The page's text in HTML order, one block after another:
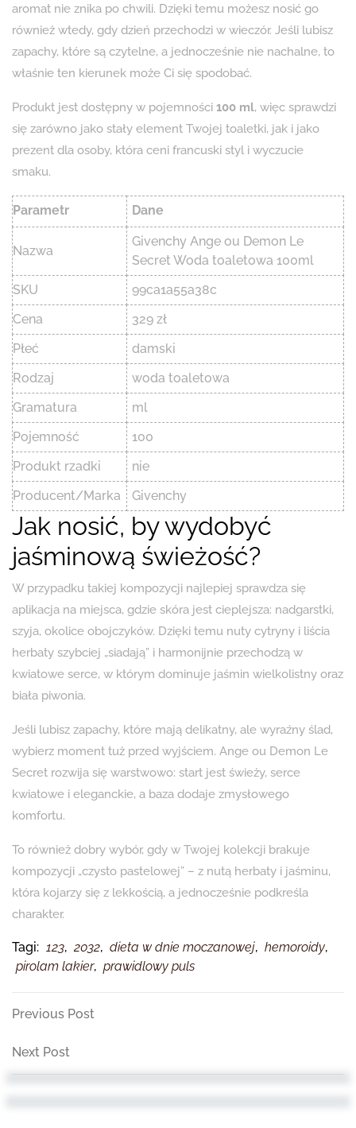
aromat nie znika po chwili. Dzięki temu możesz nosić go
również wtedy, gdy dzień przechodzi w wieczór. Jeśli lubisz
zapachy, które są czytelne, a jednocześnie nie nachalne, to
właśnie ten kierunek może Ci się spodobać.
Produkt jest dostępny w pojemności 100 ml, więc sprawdzi
się zarówno jako stały element Twojej toaletki, jak i jako
prezent dla osoby, która ceni francuski styl i wyczucie
smaku.
Parametr Dane
Nazwa
Givenchy Ange ou Demon Le
Secret Woda toaletowa 100ml
SKU
99ca1a55a38c
Cena
329 zł
Płeć
damski
Rodzaj
woda toaletowa
Gramatura
ml
Pojemność
100
Produkt rzadki
nie
Producent/Marka
Givenchy
Jak nosić, by wydobyć
jaśminową świeżość?
W przypadku takiej kompozycji najlepiej sprawdza się
aplikacja na miejsca, gdzie skóra jest cieplejsza: nadgarstki,
szyja, okolice obojczyków. Dzięki temu nuty cytryny i liścia
herbaty szybciej „siadają” i harmonijnie przechodzą w
kwiatowe serce, w którym dominuje jaśmin wielkolistny oraz
biała piwonia.
Jeśli lubisz zapachy, które mają delikatny, ale wyraźny ślad,
wybierz moment tuż przed wyjściem. Ange ou Demon Le
Secret rozwija się warstwowo: start jest świeży, serce
kwiatowe i eleganckie, a baza dodaje zmysłowego
komfortu.
To również dobry wybór, gdy w Twojej kolekcji brakuje
kompozycji „czysto pastelowej” – z nutą herbaty i jaśminu,
która kojarzy się z lekkością, a jednocześnie podkreśla
charakter.
Tagi: 123, 2032, dieta w dnie moczanowej, hemoroidy,
pirolam lakier, prawidlowy puls
Nawigacja
wpisu
Previous
Previous Post
Next
Next Post